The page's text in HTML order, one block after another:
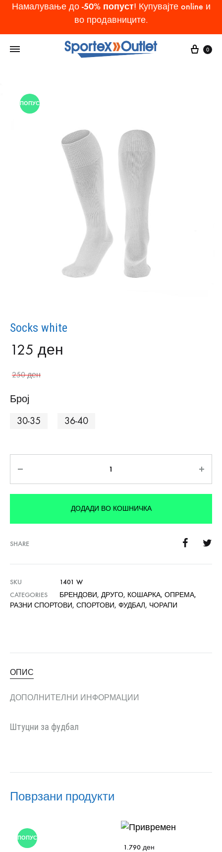
Намалување до -50% попуст! Купувајте online и
во продавниците.
Cart
0
ПОПУСТ
Socks white
125 ден
250ден
Број
30-35
36-40
ДОДАДИ ВО КОШНИЧКА
SHARE
SKU
1401 W
CATEGORIES
БРЕНДОВИ, ДРУГО, КОШАРКА, ОПРЕМА,
РАЗНИ СПОРТОВИ, СПОРТОВИ, ФУДБАЛ, ЧОРАПИ
ОПИС
ДОПОЛНИТЕЛНИ ИНФОРМАЦИИ
Штуцни за фудбал
Поврзани продукти
ПОПУСТ
1.790 ден